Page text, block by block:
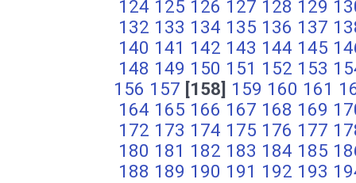
124 125 126 127 128 129
132 133 134 135 136 137
140 141 142 143 144 145
148 149 150 151 152 153
156 157 [158] 159 160 161
164 165 166 167 168 169
172 173 174 175 176 177
180 181 182 183 184 185
188 189 190 191 192 193